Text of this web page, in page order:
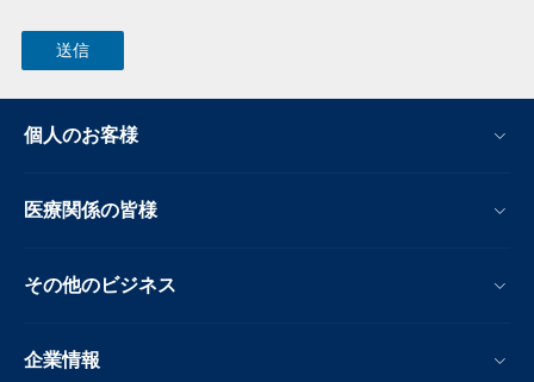
個人のお客様
医療関係の皆様
その他のビジネス
企業情報